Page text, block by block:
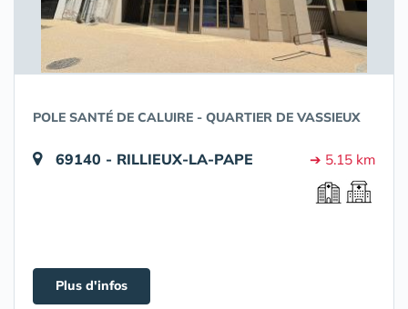
POLE SANTÉ DE CALUIRE - QUARTIER DE VASSIEUX
69140 - RILLIEUX-LA-PAPE ➔ 5.15 km
Plus d'infos